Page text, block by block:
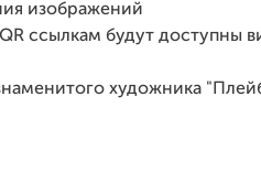
изображений
ссылкам будут доступны
художника